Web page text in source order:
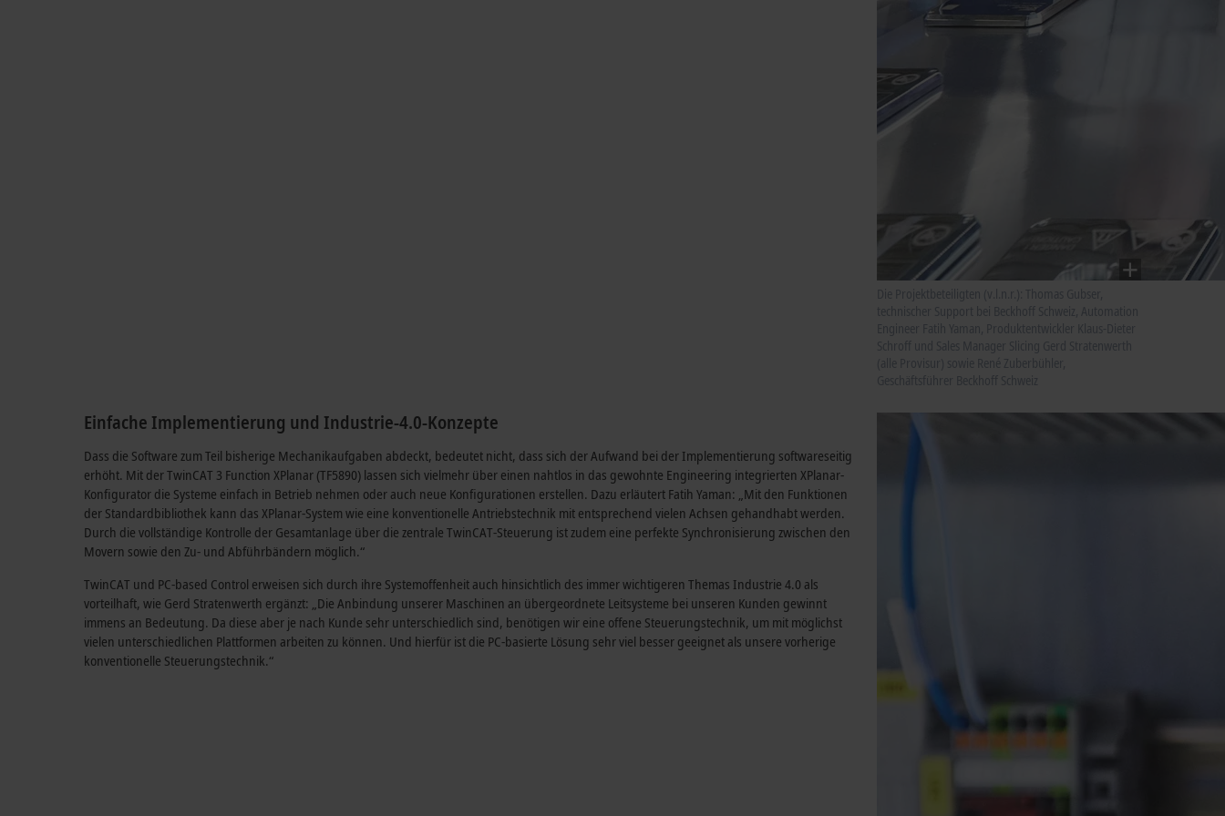
Einfache Implementierung und Industrie-4.0-Konzepte
Dass die Software zum Teil bisherige Mechanikaufgaben abdeckt, bedeutet nicht, dass sich der Aufwand bei der Implementierung softwareseitig
erhöht. Mit der TwinCAT 3 Function XPlanar (TF5890) lassen sich vielmehr über einen nahtlos in das gewohnte Engineering integrierten XPlanar-
Konfigurator die Systeme einfach in Betrieb nehmen oder auch neue Konfigurationen erstellen. Dazu erläutert Fatih Yaman: „Mit den Funktionen
der Standardbibliothek kann das XPlanar-System wie eine konventionelle Antriebstechnik mit entsprechend vielen Achsen gehandhabt werden.
Durch die vollständige Kontrolle der Gesamtanlage über die zentrale TwinCAT-Steuerung ist zudem eine perfekte Synchronisierung zwischen den
Movern sowie den Zu- und Abführbändern möglich.“
TwinCAT und PC-based Control erweisen sich durch ihre Systemoffenheit auch hinsichtlich des immer wichtigeren Themas Industrie 4.0 als
vorteilhaft, wie Gerd Stratenwerth ergänzt: „Die Anbindung unserer Maschinen an übergeordnete Leitsysteme bei unseren Kunden gewinnt
immens an Bedeutung. Da diese aber je nach Kunde sehr unterschiedlich sind, benötigen wir eine offene Steuerungstechnik, um mit möglichst
vielen unterschiedlichen Plattformen arbeiten zu können. Und hierfür ist die PC-basierte Lösung sehr viel besser geeignet als unsere vorherige
konventionelle Steuerungstechnik.“